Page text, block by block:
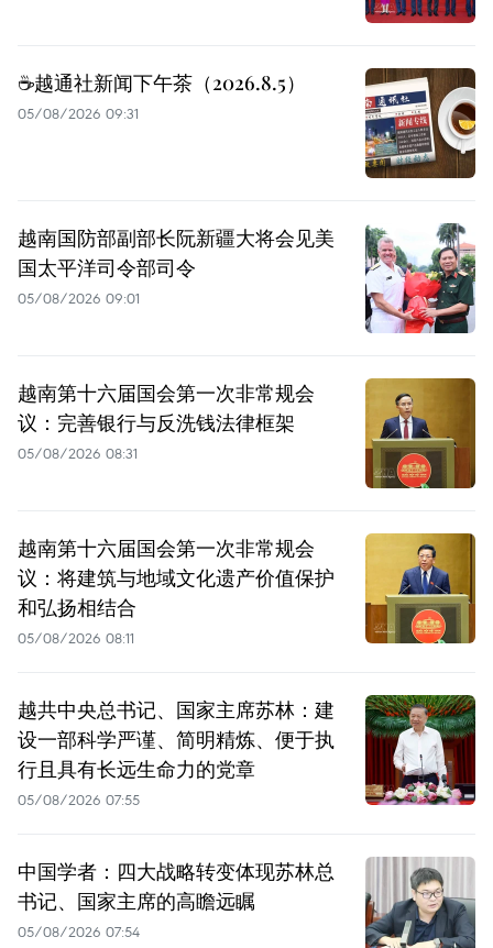
☕️越通社新闻下午茶（2026.8.5）
05/08/2026 09:31
越南国防部副部长阮新疆大将会见美
国太平洋司令部司令
05/08/2026 09:01
越南第十六届国会第一次非常规会
议：完善银行与反洗钱法律框架
05/08/2026 08:31
越南第十六届国会第一次非常规会
议：将建筑与地域文化遗产价值保护
和弘扬相结合
05/08/2026 08:11
越共中央总书记、国家主席苏林：建
设一部科学严谨、简明精炼、便于执
行且具有长远生命力的党章
05/08/2026 07:55
中国学者：四大战略转变体现苏林总
书记、国家主席的高瞻远瞩
05/08/2026 07:54